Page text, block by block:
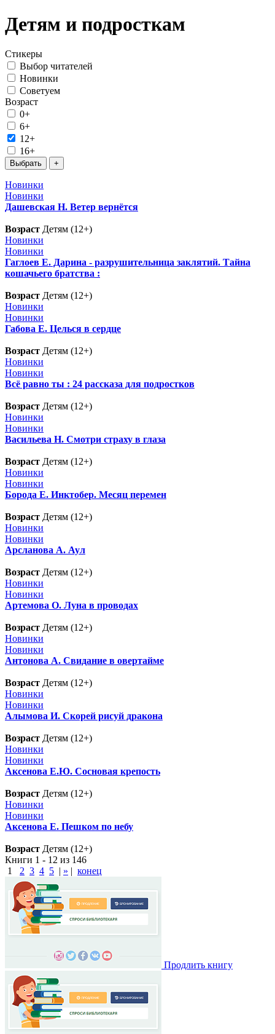
Детям и подросткам
Стикеры
Выбор читателей
Новинки
Советуем
Возраст
0+
6+
12+
16+
Новинки
Новинки
Дашевская Н. Ветер вернётся
Возраст Детям (12+)
Новинки
Новинки
Гаглоев Е. Дарина - разрушительница заклятий. Тайна
кошачьего братства :
Возраст Детям (12+)
Новинки
Новинки
Габова Е. Целься в сердце
Возраст Детям (12+)
Новинки
Новинки
Всё равно ты : 24 рассказа для подростков
Возраст Детям (12+)
Новинки
Новинки
Васильева Н. Смотри страху в глаза
Возраст Детям (12+)
Новинки
Новинки
Борода Е. Инктобер. Месяц перемен
Возраст Детям (12+)
Новинки
Новинки
Арсланова А. Аул
Возраст Детям (12+)
Новинки
Новинки
Артемова О. Луна в проводах
Возраст Детям (12+)
Новинки
Новинки
Антонова А. Свидание в овертайме
Возраст Детям (12+)
Новинки
Новинки
Алымова И. Скорей рисуй дракона
Возраст Детям (12+)
Новинки
Новинки
Аксенова Е.Ю. Сосновая крепость
Возраст Детям (12+)
Новинки
Новинки
Аксенова Е. Пешком по небу
Возраст Детям (12+)
Книги 1 - 12 из 146
1
2 3 4 5 | » | конец
Продлить книгу